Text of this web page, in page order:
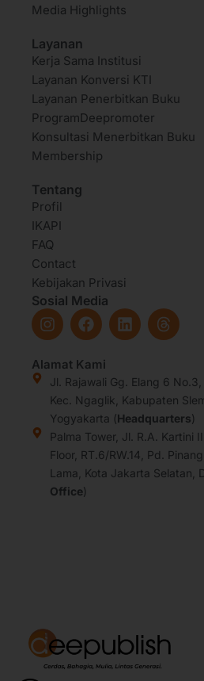
Media Highlights
Layanan
Kerja Sama Institusi
Layanan Konversi KTI
Layanan Penerbitkan Buku
ProgramDeepromoter
Konsultasi Menerbitkan Buku
Membership
Tentang
Profil
IKAPI
FAQ
Contact
Kebijakan Privasi
Sosial Media
I
n
t
a
g
r
a
m
F
a
e
b
o
o
k
L
i
e
d
i
n
T
h
a
d
s
Alamat Kami
Jl. Rajawali Gg. Elang 6
Kec. Ngaglik, Kabupaten
Yogyakarta (Headquarters)
Palma Tower, Jl. R.A. Kartini
Floor, RT.6/RW.14, Pd.
Lama, Kota Jakarta Selatan,
Office)